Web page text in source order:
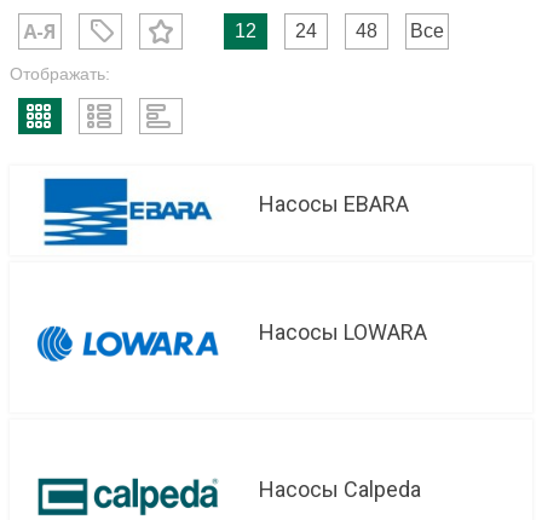
12 24 48 Все
Отображать:
Насосы EBARA
Насосы LOWARA
Насосы Calpeda